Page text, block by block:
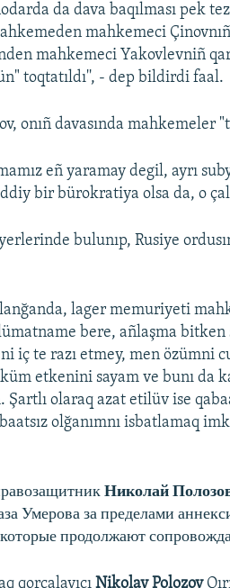
da dava baqılması pek
mahkemeci
mahkemeci Yakovlevniñ
toqtatıldı'', - dep bildirdi faal.
onıñ davasında mahkemeler
eñ yaramay degil, ayrı
bir bürokratiya olsa da, o
bulunıp, Rusiye
lager memuriyeti
bere, añlaşma
iç te razı etmey, men özümni
etkenini sayam ve bunı da
olaraq azat etilüv ise
olğanımnı isbatlamaq
Николай
Умерова за пределами
продолжают
qorçalayıcı Nikolay Polozov